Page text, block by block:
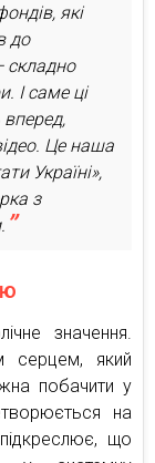
які
до
складно
І саме ці
Це наша
Україні»,
з
значення.
серцем, який
побачити у
на
що